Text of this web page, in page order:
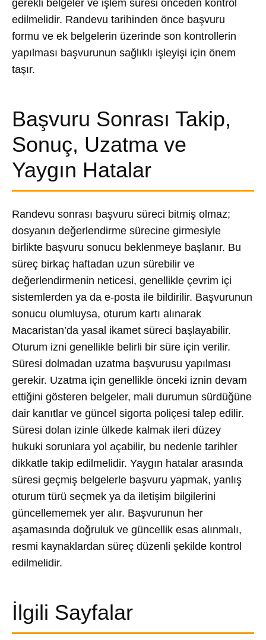
gerekli belgeler ve işlem süresi önceden kontrol
edilmelidir. Randevu tarihinden önce başvuru
formu ve ek belgelerin üzerinde son kontrollerin
yapılması başvurunun sağlıklı işleyişi için önem
taşır.
Başvuru Sonrası Takip,
Sonuç, Uzatma ve
Yaygın Hatalar
Randevu sonrası başvuru süreci bitmiş olmaz;
dosyanın değerlendirme sürecine girmesiyle
birlikte başvuru sonucu beklenmeye başlanır. Bu
süreç birkaç haftadan uzun sürebilir ve
değerlendirmenin neticesi, genellikle çevrim içi
sistemlerden ya da e-posta ile bildirilir. Başvurunun
sonucu olumluysa, oturum kartı alınarak
Macaristan’da yasal ikamet süreci başlayabilir.
Oturum izni genellikle belirli bir süre için verilir.
Süresi dolmadan uzatma başvurusu yapılması
gerekir. Uzatma için genellikle önceki iznin devam
ettiğini gösteren belgeler, mali durumun sürdüğüne
dair kanıtlar ve güncel sigorta poliçesi talep edilir.
Süresi dolan izinle ülkede kalmak ileri düzey
hukuki sorunlara yol açabilir, bu nedenle tarihler
dikkatle takip edilmelidir. Yaygın hatalar arasında
süresi geçmiş belgelerle başvuru yapmak, yanlış
oturum türü seçmek ya da iletişim bilgilerini
güncellememek yer alır. Başvurunun her
aşamasında doğruluk ve güncellik esas alınmalı,
resmi kaynaklardan süreç düzenli şekilde kontrol
edilmelidir.
İlgili Sayfalar